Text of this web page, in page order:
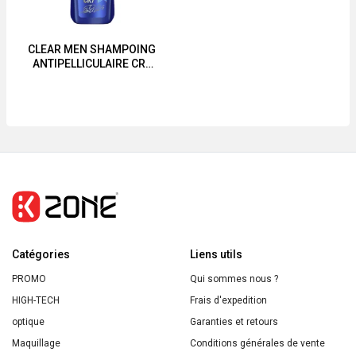
CLEAR MEN SHAMPOING
ANTIPELLICULAIRE CR7
Catégories
PROMO
HIGH-TECH
optique
Maquillage
Liens utils
Qui sommes nous ?
Frais d'expedition
Garanties et retours
Conditions générales de vente